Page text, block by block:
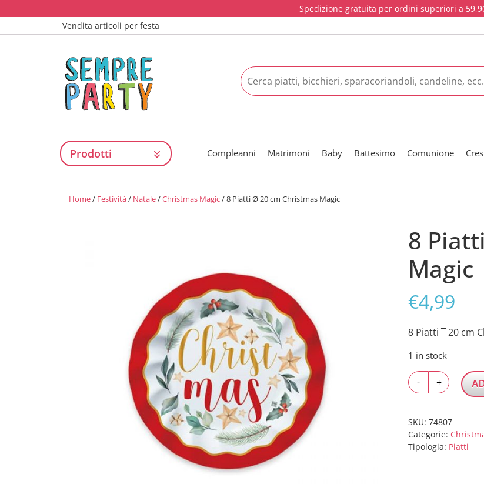
Spedizione gratuita per ordini superiori a
Vendita articoli per festa
Prodotti Compleanni Matrimoni Baby Battesimo Comunione
Home/ Festività/ Natale/Christmas Magic/ 8 Piatti Ø 20 cm Christmas Magic
8
Magic
€4,99
8 Piatti ¯ 20 cm
1 in stock
-
Piatti
20
cm
Christmas
+
SKU:74807
Categorie:
Tipologia: Piatti